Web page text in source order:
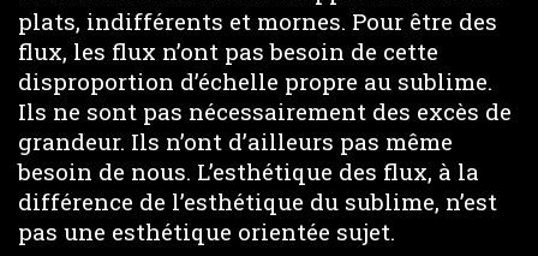
plats, indifférents et mornes. Pour être des
flux, les flux n’ont pas besoin de cette
disproportion d’échelle propre au sublime.
Ils ne sont pas nécessairement des excès de
grandeur. Ils n’ont d’ailleurs pas même
besoin de nous. L’esthétique des flux, à la
différence de l’esthétique du sublime, n’est
pas une esthétique orientée sujet.